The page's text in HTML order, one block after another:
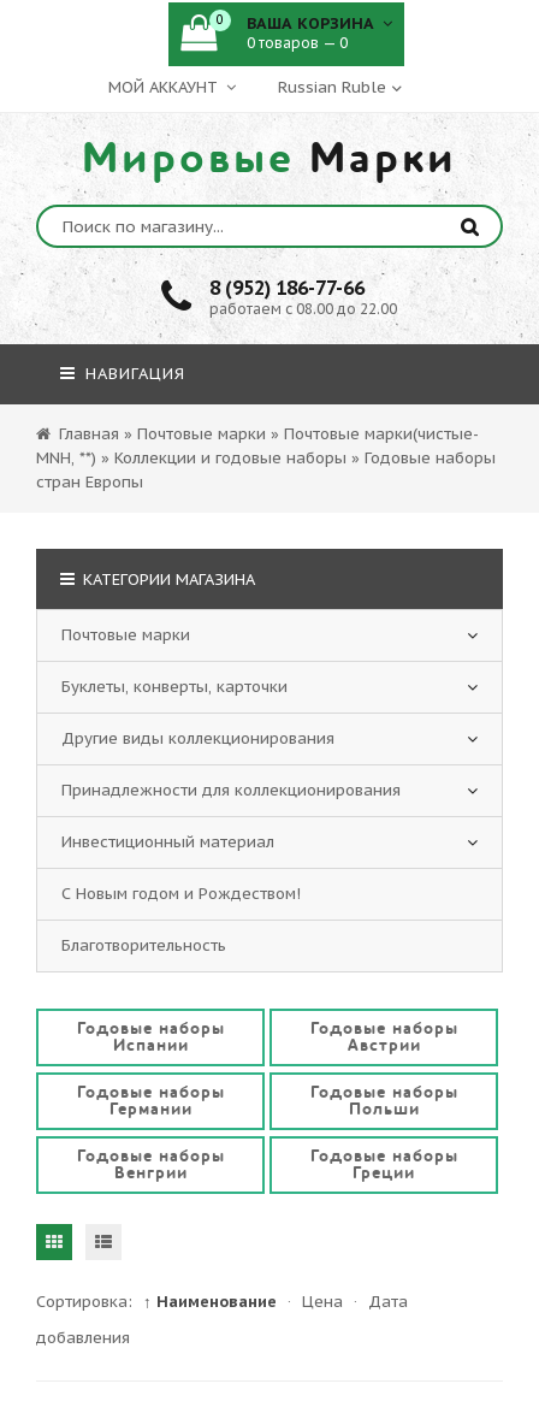
МОЙ АККАУНТ
Мировые Марки
8 (952) 186-77-66
работаем с 08.00 до 22.00
0 ВАША КОРЗИНА
0 товаров — 0
НАВИГАЦИЯ
Главная » Почтовые марки » Почтовые марки(чистые-
MNH, **) » Коллекции и годовые наборы » Годовые наборы
стран Европы
Годовые наборы
Испании
Годовые наборы
Австрии
Годовые наборы
Германии
Годовые наборы
Польши
Годовые наборы
Венгрии
Годовые наборы
Греции
Сортировка: ↑ Наименование · Цена ·
Дата
добавления
КАТЕГОРИИ МАГАЗИНА
Почтовые марки
Буклеты, конверты, карточки
Другие виды коллекционирования
Принадлежности для коллекционирования
Инвестиционный материал
С Новым годом и Рождеством!
Благотворительность